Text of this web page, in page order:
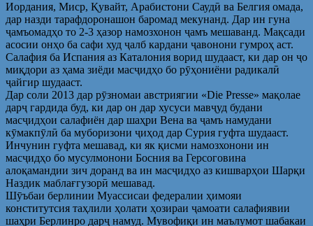
Иордания, Миср, Қувайт, Арабистони Саудӣ ва Белгия омада,
дар назди тарафдоронашон баромад мекунанд. Дар ин гуна
ҷамъомадҳо то 2-3 ҳазор намозхонон ҷамъ мешаванд. Мақсади
асосии онҳо ба сафи худ ҷалб кардани ҷавонони гумроҳ аст.
Салафия ба Испания аз Каталония ворид шудааст, ки дар он ҷо
миқдори аз ҳама зиёди масҷидҳо бо рӯҳониёни радикалӣ
ҷайгир шудааст.
Дар соли 2013 дар рӯзномаи австриягии «Die Presse» мақолае
дарҷ гардида буд, ки дар он дар хусуси мавҷуд будани
масҷидҳои салафиён дар шаҳри Вена ва ҷамъ намудани
кӯмакпӯлӣ ба муборизони ҷиҳод дар Сурия гуфта шудааст.
Инчунин гуфта мешавад, ки як қисми намозхонони ин
масҷидҳо бо мусулмонони Босния ва Герсоговина
алоқамандии зич доранд ва ин масҷидҳо аз кишварҳои Шарқи
Наздик маблағгузорӣ мешавад.
Шӯъбаи берлинии Муассисаи федералии ҳимояи
конститутсия таҳлили ҳолати ҳозираи ҷамоати салафиявии
шаҳри Берлинро дарҷ намуд. Мувофиқи ин маълумот шабакаи